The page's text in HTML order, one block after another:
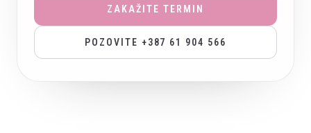
ZAKAŽITE TERMIN
POZOVITE +387 61 904 566